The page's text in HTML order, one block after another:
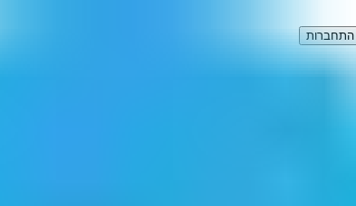
התחברות